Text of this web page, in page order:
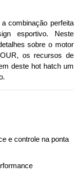
combinação perfeita
esportivo. Neste
sobre o motor
os recursos de
deste hot hatch um
e controle na ponta